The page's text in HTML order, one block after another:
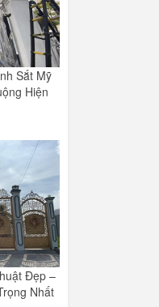
Sắt Mỹ
Hiện
Đẹp –
Nhất